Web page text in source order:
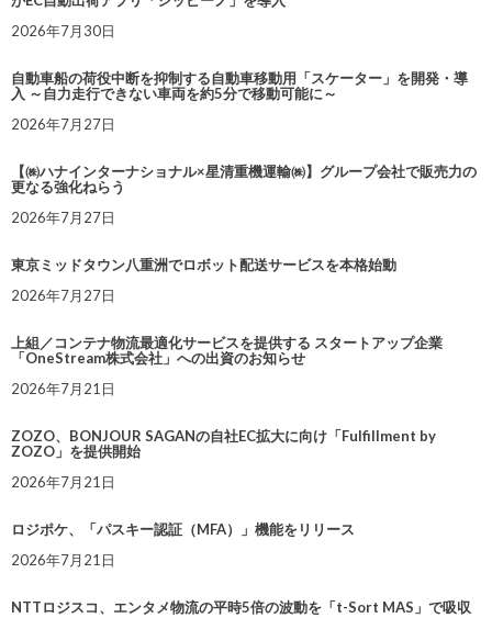
2026年7月30日
自動車船の荷役中断を抑制する自動車移動用「スケーター」を開発・導
入 ～自力走行できない車両を約5分で移動可能に～
2026年7月27日
【㈱ハナインターナショナル×星清重機運輸㈱】グループ会社で販売力の
更なる強化ねらう
2026年7月27日
東京ミッドタウン八重洲でロボット配送サービスを本格始動
2026年7月27日
上組／コンテナ物流最適化サービスを提供する スタートアップ企業
「OneStream株式会社」への出資のお知らせ
2026年7月21日
ZOZO、BONJOUR SAGANの自社EC拡大に向け「Fulfillment by
ZOZO」を提供開始
2026年7月21日
ロジポケ、「パスキー認証（MFA）」機能をリリース
2026年7月21日
NTTロジスコ、エンタメ物流の平時5倍の波動を「t-Sort MAS」で吸収